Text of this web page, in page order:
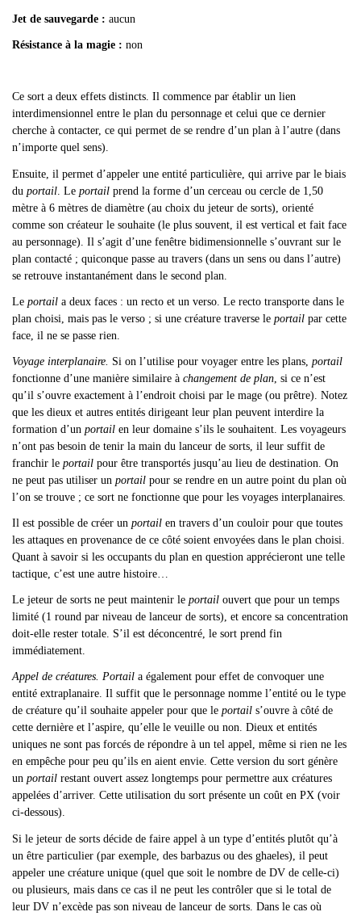
Jet de sauvegarde : aucun
Résistance à la magie : non
Ce sort a deux effets distincts. Il commence par établir un lien
interdimensionnel entre le plan du personnage et celui que ce dernier
cherche à contacter, ce qui permet de se rendre d’un plan à l’autre (dans
n’importe quel sens).
Ensuite, il permet d’appeler une entité particulière, qui arrive par le biais
du portail . Le portail prend la forme d’un cerceau ou cercle de 1,50
mètre à 6 mètres de diamètre (au choix du jeteur de sorts), orienté
comme son créateur le souhaite (le plus souvent, il est vertical et fait face
au personnage). Il s’agit d’une fenêtre bidimensionnelle s’ouvrant sur le
plan contacté ; quiconque passe au travers (dans un sens ou dans l’autre)
se retrouve instantanément dans le second plan.
Le portail a deux faces : un recto et un verso. Le recto transporte dans le
plan choisi, mais pas le verso ; si une créature traverse le portail par cette
face, il ne se passe rien.
Voyage interplanaire. Si on l’utilise pour voyager entre les plans, portail
fonctionne d’une manière similaire à changement de plan , si ce n’est
qu’il s’ouvre exactement à l’endroit choisi par le mage (ou prêtre). Notez
que les dieux et autres entités dirigeant leur plan peuvent interdire la
formation d’un portail en leur domaine s’ils le souhaitent. Les voyageurs
n’ont pas besoin de tenir la main du lanceur de sorts, il leur suffit de
franchir le portail pour être transportés jusqu’au lieu de destination. On
ne peut pas utiliser un portail pour se rendre en un autre point du plan où
l’on se trouve ; ce sort ne fonctionne que pour les voyages interplanaires.
Il est possible de créer un portail en travers d’un couloir pour que toutes
les attaques en provenance de ce côté soient envoyées dans le plan choisi.
Quant à savoir si les occupants du plan en question apprécieront une telle
tactique, c’est une autre histoire…
Le jeteur de sorts ne peut maintenir le portail ouvert que pour un temps
limité (1 round par niveau de lanceur de sorts), et encore sa concentration
doit-elle rester totale. S’il est déconcentré, le sort prend fin
immédiatement.
Appel de créatures. Portail a également pour effet de convoquer une
entité extraplanaire. Il suffit que le personnage nomme l’entité ou le type
de créature qu’il souhaite appeler pour que le portail s’ouvre à côté de
cette dernière et l’aspire, qu’elle le veuille ou non. Dieux et entités
uniques ne sont pas forcés de répondre à un tel appel, même si rien ne les
en empêche pour peu qu’ils en aient envie. Cette version du sort génère
un portail restant ouvert assez longtemps pour permettre aux créatures
appelées d’arriver. Cette utilisation du sort présente un coût en PX (voir
ci-dessous).
Si le jeteur de sorts décide de faire appel à un type d’entités plutôt qu’à
un être particulier (par exemple, des barbazus ou des ghaeles), il peut
appeler une créature unique (quel que soit le nombre de DV de celle-ci)
ou plusieurs, mais dans ce cas il ne peut les contrôler que si le total de
leur DV n’excède pas son niveau de lanceur de sorts. Dans le cas où